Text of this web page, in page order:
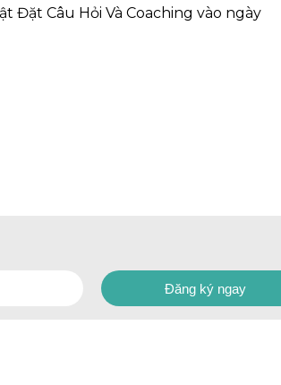
Đặt Câu Hỏi Và Coaching vào ngày
Đăng ký ngay